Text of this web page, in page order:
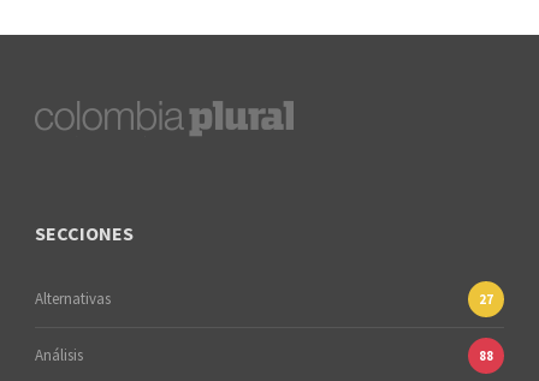
SECCIONES
Alternativas 27
Análisis 88